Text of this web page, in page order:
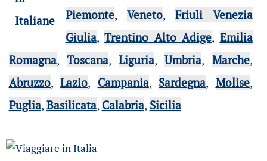
Piemonte, Veneto,Friuli Venezia
Giulia,Trentino Alto Adige, Emilia
Romagna, Toscana,Liguria,Umbria, Marche,
Abruzzo,Lazio, Campania, Sardegna, Molise,
Puglia, Basilicata, Calabria, Sicilia